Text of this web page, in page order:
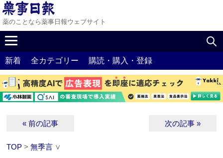
薬のことなら薬事日報ウェブサイト
新着 全カテゴリー 購読・購入・登録
« 前の記事 次の記事 »
TOP >無季言 ∨